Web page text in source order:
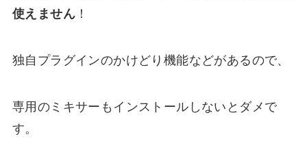
使えません！
独自プラグインのかけどり機能などがあるので、
専用のミキサーもインストールしないとダメで
す。